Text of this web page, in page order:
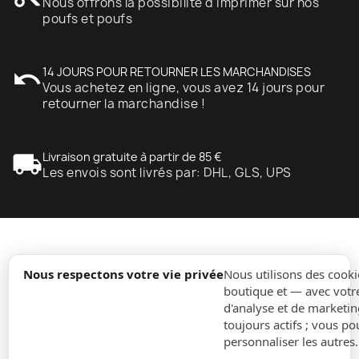
Nous respectons votre vie privéeNous utilisons des
boutique et — avec
d'analyse et de
toujours actifs ; vous
personnaliser les
poufs et poufs
undo14 JOURS POUR RETOURNER LES MARCHANDISES
Vous achetez en ligne, vous avez 14 jours pour
retourner la marchandise !
local_shippingLivraison gratuite à partir de 85 €
Les envois sont livrés par: DHL, GLS, UPS
expand_more